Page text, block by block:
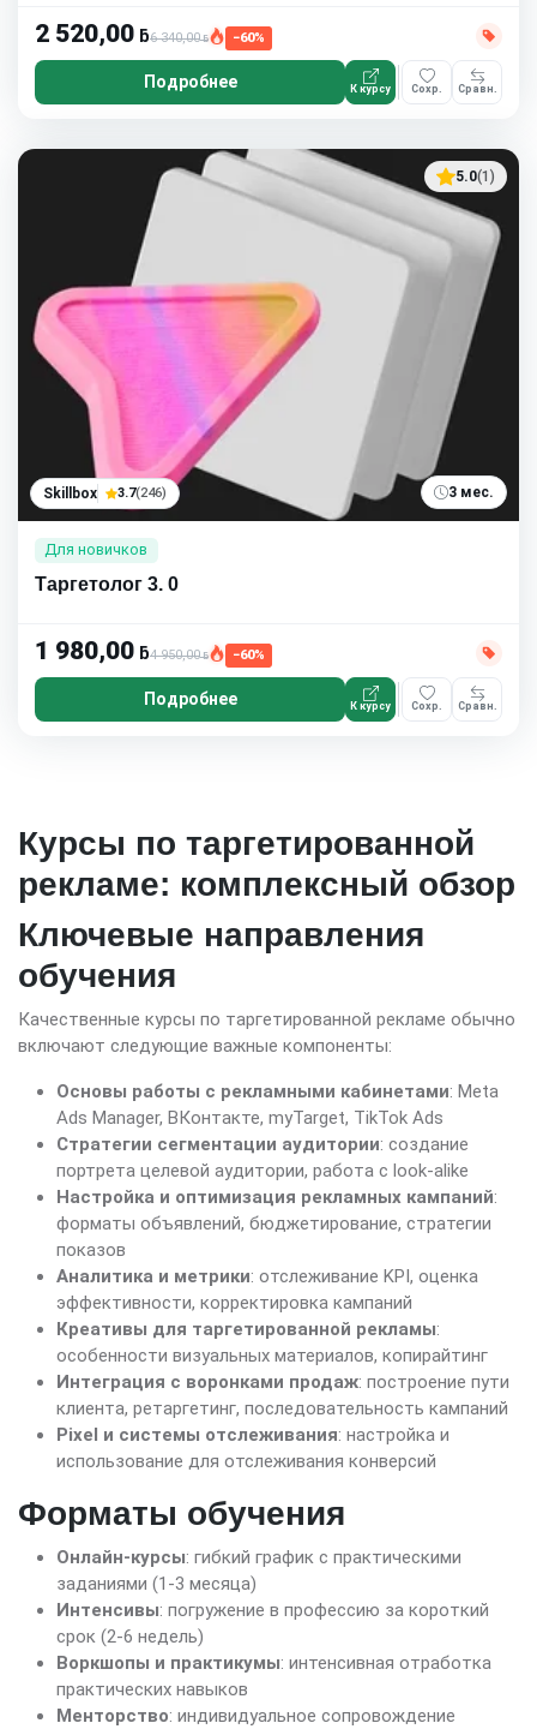
2 520,00 ƃ6 340,00ƃ −60%
Подробнее К курсу Сохр. Сравн.
5.0(1)
Skillbox 3.7(246) 3 мес.
Для новичков
Таргетолог 3. 0
1 980,00 ƃ4 950,00ƃ −60%
Подробнее К курсу Сохр. Сравн.
Курсы по таргетированной
рекламе: комплексный обзор
Ключевые направления
обучения
Качественные курсы по таргетированной рекламе обычно
включают следующие важные компоненты:
Основы работы с рекламными кабинетами: Meta
Ads Manager, ВКонтакте, myTarget, TikTok Ads
Стратегии сегментации аудитории: создание
портрета целевой аудитории, работа с look-alike
Настройка и оптимизация рекламных кампаний:
форматы объявлений, бюджетирование, стратегии
показов
Аналитика и метрики: отслеживание KPI, оценка
эффективности, корректировка кампаний
Креативы для таргетированной рекламы:
особенности визуальных материалов, копирайтинг
Интеграция с воронками продаж: построение пути
клиента, ретаргетинг, последовательность кампаний
Pixel и системы отслеживания: настройка и
использование для отслеживания конверсий
Форматы обучения
Онлайн-курсы: гибкий график с практическими
заданиями (1-3 месяца)
Интенсивы: погружение в профессию за короткий
срок (2-6 недель)
Воркшопы и практикумы: интенсивная отработка
практических навыков
Менторство: индивидуальное сопровождение